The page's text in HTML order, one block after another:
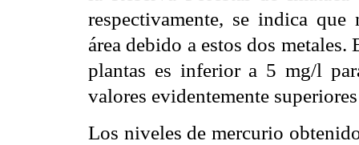
respectivamente, se indica
área debido a estos dos
plantas es inferior a 5 mg/l
valores evidentemente
Los niveles de mercurio